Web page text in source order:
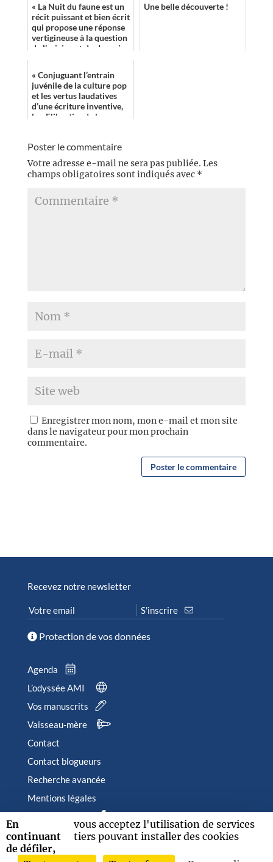
« La Nuit du faune est un
récit puissant et bien écrit
qui propose une réponse
vertigineuse à la question
de l’origine et du devenir
Une belle découverte !
« Conjuguant l’entrain
juvénile de la culture pop
et les vertus laudatives
d’une écriture inventive,
Les Flibustier de la mer
Poster le commentaire
Votre adresse e-mail ne sera pas publiée. Les
champs obligatoires sont indiqués avec *
Enregistrer mon nom, mon e-mail et mon site
dans le navigateur pour mon prochain
commentaire.
Recevez notre newsletter
Protection de vos données
Agenda
L’odyssée AMI
Vos manuscrits
Vaisseau-mère
Contact
Contact blogueurs
Recherche avancée
Mentions légales
En
continuant
de défiler,
vous acceptez l'utilisation de services
tiers pouvant installer des cookies